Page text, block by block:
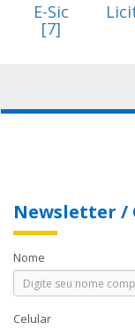
E-Sic
[7]
Newsletter /
Nome
Celular